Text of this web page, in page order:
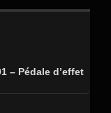
– Pédale d’effet